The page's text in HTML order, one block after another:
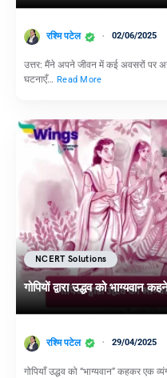
रश्मि पटेल 02/06/2025
उत्तर: मैंने अपने जीवन में कई अवसरों पर
घटनाएँ… Read More
NCERT Solutions
गोपियों द्वारा उद्धव को भाग्यवान
रश्मि पटेल 29/04/2025
गोपियाँ उद्धव को “भाग्यवान” कहकर एक